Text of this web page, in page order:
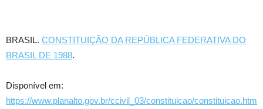
BRASIL. CONSTITUIÇÃO DA REPÚBLICA FEDERATIVA DO
BRASIL DE 1988.
Disponível em:
https://www.planalto.gov.br/ccivil_03/constituicao/constituicao.htm